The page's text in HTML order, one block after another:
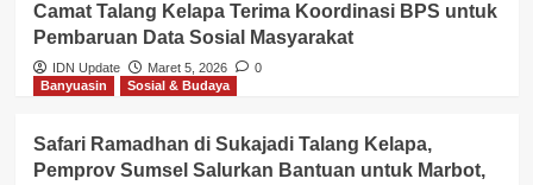
Camat Talang Kelapa Terima Koordinasi BPS untuk
Pembaruan Data Sosial Masyarakat
IDN Update Maret 5, 2026
0
Banyuasin
Sosial & Budaya
Safari Ramadhan di Sukajadi Talang Kelapa,
Pemprov Sumsel Salurkan Bantuan untuk Marbot,